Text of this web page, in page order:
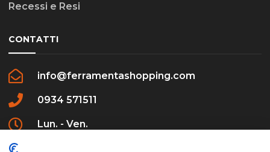
Recessi e Resi
CONTATTI
info@ferramentashopping.com
0934 571511
Lun. - Ven.